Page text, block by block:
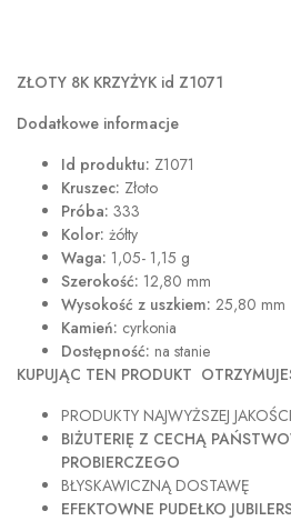
ZŁOTY 8K KRZYŻYK id Z1071
Dodatkowe informacje
Id produktu: Z1071
Kruszec: Złoto
Próba: 333
Kolor: żółty
Waga: 1,05- 1,15 g
Szerokość: 12,80 mm
Wysokość z uszkiem: 25,80 mm
Kamień: cyrkonia
Dostępność: na stanie
KUPUJĄC TEN PRODUKT
PRODUKTY NAJWYŻSZEJ JAKOŚCI
BIŻUTERIĘ Z CECHĄ
PROBIERCZEGO
BŁYSKAWICZNĄ DOSTAWĘ
EFEKTOWNE PUDEŁKO